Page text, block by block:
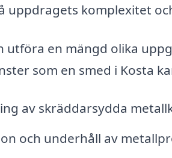
uppdragets komplexitet
utföra en mängd olika
som en smed i Kosta
av skräddarsydda
och underhåll av